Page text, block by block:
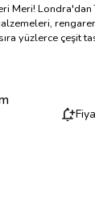
Meri! Londra'dan
yüzlerce çeşit